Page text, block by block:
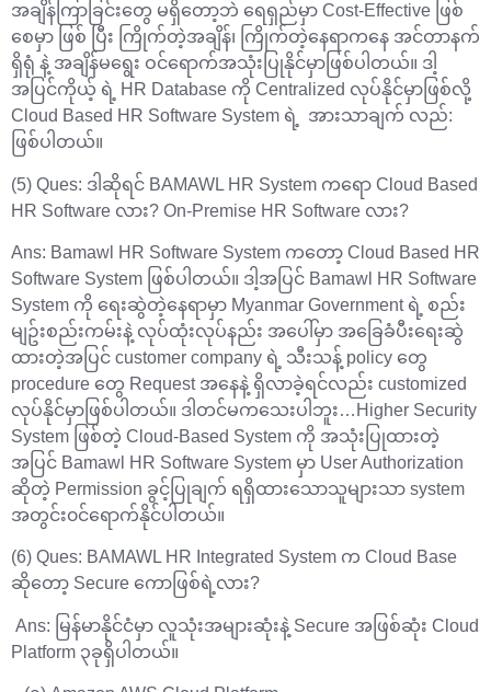
အချိန်ကြာခြင်းတွေ မရှိတော့ဘဲ ရေရှည်မှာ Cost-Effective ဖြစ်
စေမှာ ဖြစ် ပြီး ကြိုက်တဲ့အချိန်၊ ကြိုက်တဲ့နေရာကနေ အင်တာနက်
ရှိရုံ နဲ့ အချိန်မရွေး ဝင်ရောက်အသုံးပြုနိုင်မှာဖြစ်ပါတယ်။ ဒါ့
အပြင်ကိုယ့် ရဲ့ HR Database ကို Centralized လုပ်နိုင်မှာဖြစ်လို့
Cloud Based HR Software System ရဲ့ အားသာချက် လည်:
ဖြစ်ပါတယ်။
(5) Ques: ဒါဆိုရင် BAMAWL HR System ကရော Cloud Based
HR Software လား? On-Premise HR Software လား?
Ans: Bamawl HR Software System ကတော့ Cloud Based HR
Software System ဖြစ်ပါတယ်။ ဒါ့အပြင် Bamawl HR Software
System ကို ရေးဆွဲတဲ့နေရာမှာ Myanmar Government ရဲ့ စည်း
မျဥ်းစည်းကမ်းနဲ့ လုပ်ထုံးလုပ်နည်း အပေါ်မှာ အခြေခံပီးရေးဆွဲ
ထားတဲ့အပြင် customer company ရဲ့ သီးသန့် policy တွေ
procedure တွေ Request အနေနဲ့ ရှိလာခဲ့ရင်လည်း customized
လုပ်နိုင်မှာဖြစ်ပါတယ်။ ဒါတင်မကသေးပါဘူး…Higher Security
System ဖြစ်တဲ့ Cloud-Based System ကို အသုံးပြုထားတဲ့
အပြင် Bamawl HR Software System မှာ User Authorization
ဆိုတဲ့ Permission ခွင့်ပြုချက် ရရှိထားသောသူများသာ system
အတွင်း၀င်ရောက်နိုင်ပါတယ်။
(6) Ques: BAMAWL HR Integrated System က Cloud Base
ဆိုတော့ Secure ကောဖြစ်ရဲ့လား?
Ans: မြန်မာနိုင်ငံမှာ လူသုံးအများဆုံးနဲ့ Secure အဖြစ်ဆုံး Cloud
Platform ၃ခုရှိပါတယ်။